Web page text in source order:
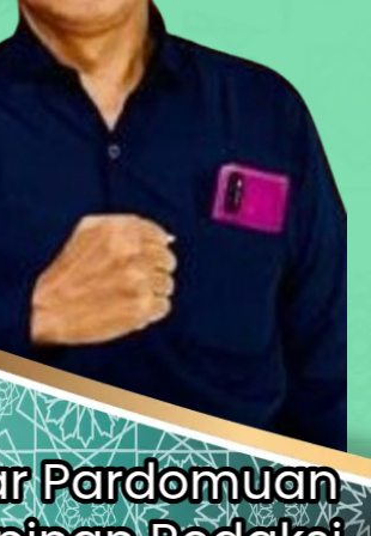
DLH Kota Bekasi Temukan
Siswa SD di Bekasi Raih Emas
Kejagung Serahkan 6 Tersangka